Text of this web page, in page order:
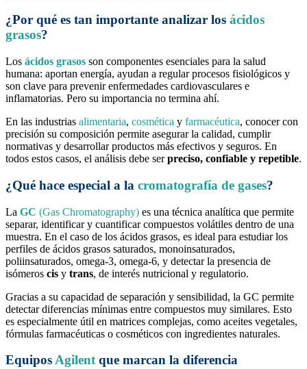
¿Por qué es tan importante analizar los ácidos
grasos?
Los ácidos grasos son componentes esenciales para la salud
humana: aportan energía, ayudan a regular procesos fisiológicos y
son clave para prevenir enfermedades cardiovasculares e
inflamatorias. Pero su importancia no termina ahí.
En las industrias alimentaria, cosmética y farmacéutica, conocer con
precisión su composición permite asegurar la calidad, cumplir
normativas y desarrollar productos más efectivos y seguros. En
todos estos casos, el análisis debe serpreciso, confiable y repetible.
¿Qué hace especial a la cromatografía de gases?
La GC (Gas Chromatography) es una técnica analítica que permite
separar, identificar y cuantificar compuestos volátiles dentro de una
muestra. En el caso de los ácidos grasos, es ideal para estudiar los
perfiles de ácidos grasos saturados, monoinsaturados,
poliinsaturados, omega-3, omega-6, y detectar la presencia de
isómeros cis y trans, de interés nutricional y regulatorio.
Gracias a su capacidad de separación y sensibilidad, la GC permite
detectar diferencias mínimas entre compuestos muy similares. Esto
es especialmente útil en matrices complejas, como aceites vegetales,
fórmulas farmacéuticas o cosméticos con ingredientes naturales.
EquiposAgilentque marcan la diferencia